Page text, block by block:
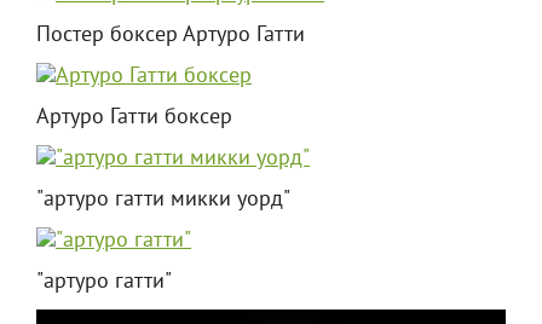
Постер боксер Артуро Гатти
Артуро Гатти боксер
"артуро гатти микки уорд"
"артуро гатти"